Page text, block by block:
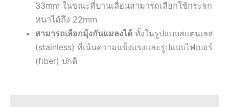
33mm ในขณะที่บานเลื่อนสามารถเลือกใช้กระจก
หนาได้ถึง 22mm
สามารถเลือกมุ้งกันแมลงได้ ทั้งในรูปแบบสแตนเลส
(stainless) ที่เน้นความแข็งแรงและรูปแบบไฟเบอร์
(fiber) ปกติ